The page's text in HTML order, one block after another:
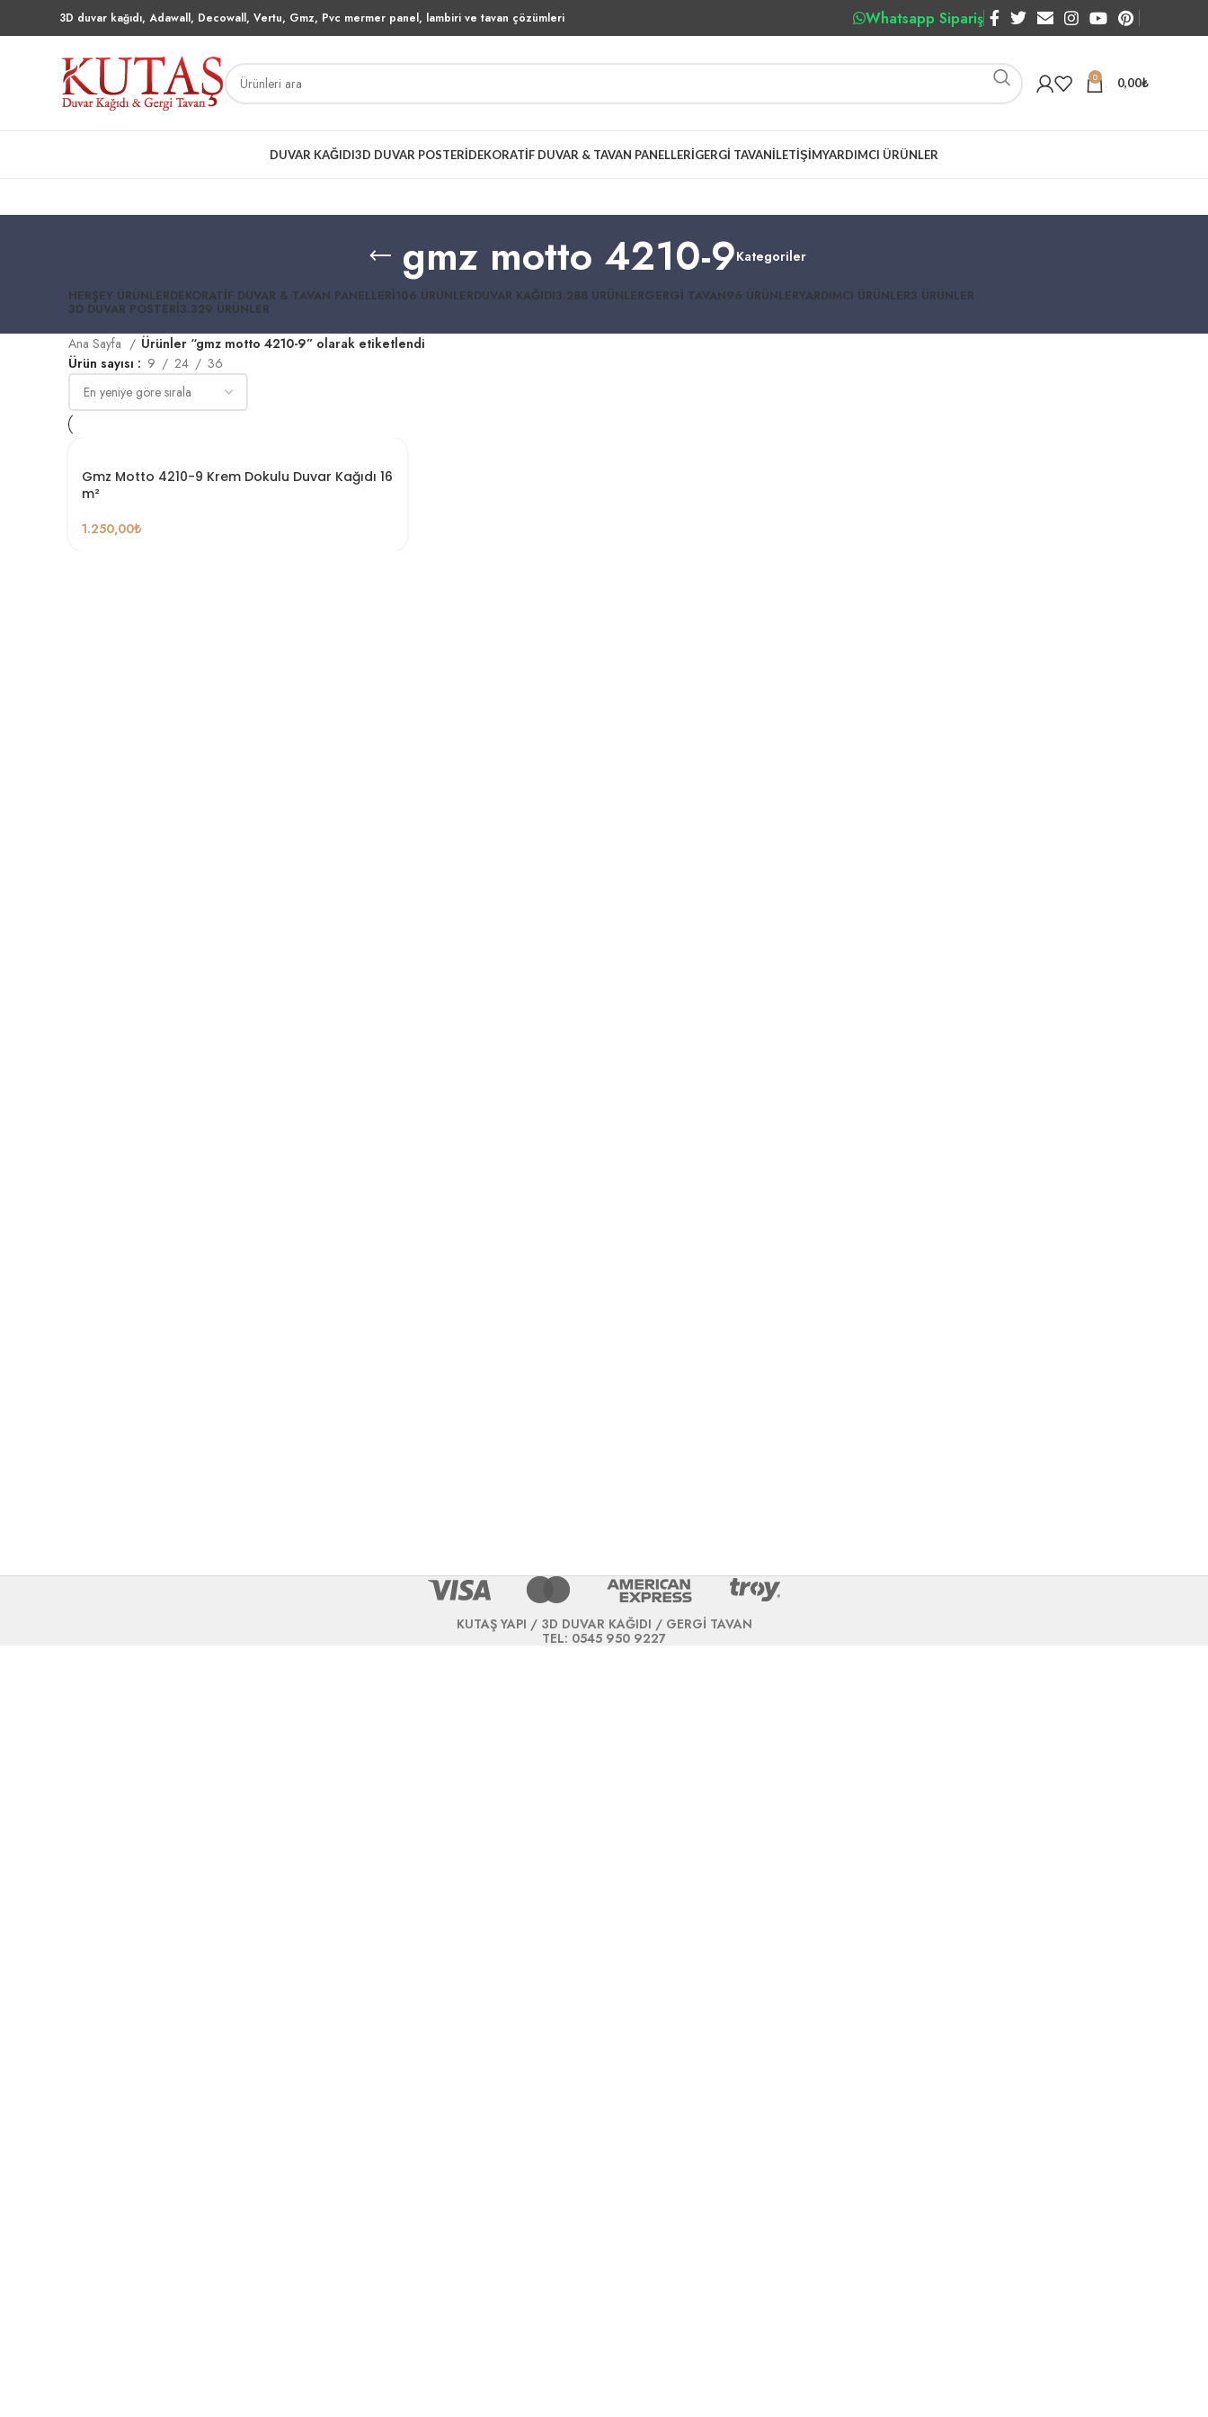
3D duvar kağıdı, Adawall, Decowall, Vertu, Gmz, Pvc mermer panel, lambiri ve tavan çözümleri Whatsapp Sipariş
0 0,00₺
DUVAR KAĞIDI3D DUVAR POSTERIDEKORATIF DUVAR & TAVAN PANELLERIGERGI TAVANİLETIŞIMYARDIMCI ÜRÜNLER
gmz motto 4210-9Kategoriler
HERŞEY ÜRÜNLERDEKORATIF DUVAR & TAVAN PANELLERI106 ÜRÜNLERDUVAR KAĞIDI3.288 ÜRÜNLERGERGI TAVAN96 ÜRÜNLERYARDIMCI ÜRÜNLER3 ÜRÜNLER
3D DUVAR POSTERI3.329 ÜRÜNLER
Ana Sayfa
Ürünler “gmz motto 4210-9” olarak etiketlendi
Ürün sayısı
9 24 36
Gmz Motto 4210-9 Krem Dokulu Duvar Kağıdı 16
m²
1.250,00₺
KUTAŞ YAPI / 3D DUVAR KAĞIDI / GERGİ TAVAN
TEL: 0545 950 9227